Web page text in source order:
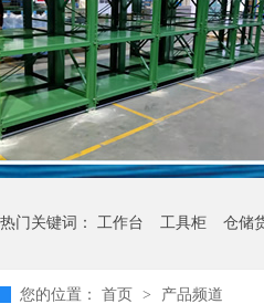
热门关键词： 工作台 工具柜 仓储
您的位置： 首页 > 产品频道